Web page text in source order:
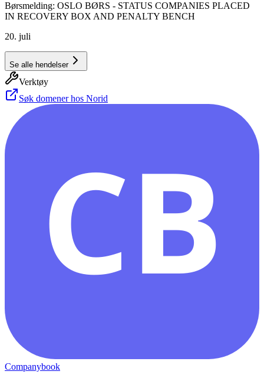
Børsmelding: OSLO BØRS - STATUS COMPANIES PLACED
IN RECOVERY BOX AND PENALTY BENCH
20. juli
Se alle hendelser
Verktøy
Søk domener hos Norid
CB
Companybook